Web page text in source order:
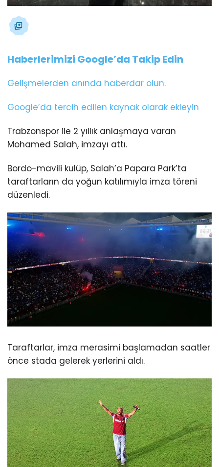
Haberlerimizi Google’da Takip Edin
Gelişmelerden anında haberdar olun.
Google’da tercih edilen kaynak olarak ekleyin
Trabzonspor ile 2 yıllık anlaşmaya varan
Mohamed Salah, imzayı attı.
Bordo-mavili kulüp, Salah’a Papara Park’ta
taraftarların da yoğun katılımıyla imza töreni
düzenledi.
Taraftarlar, imza merasimi başlamadan saatler
önce stada gelerek yerlerini aldı.